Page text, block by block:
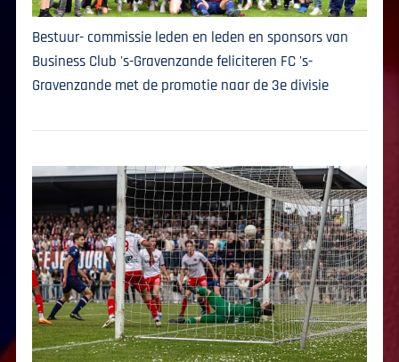
Bestuur- commissie leden en leden en sponsors van
Business Club 's-Gravenzande feliciteren FC 's-
Gravenzande met de promotie naar de 3e divisie